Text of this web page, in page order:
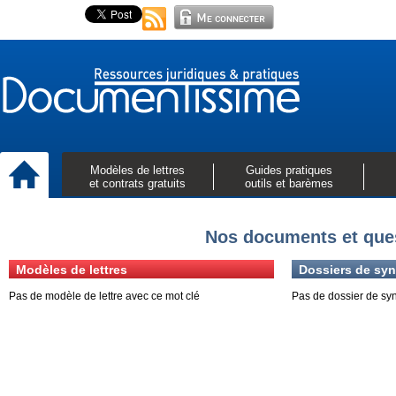
Modèles de lettres
et contrats gratuits
Guides pratiques
outils et barèmes
Nos documents et
Modèles de lettres
Pas de modèle de lettre avec ce mot clé
Dossiers de
Pas de dossier de